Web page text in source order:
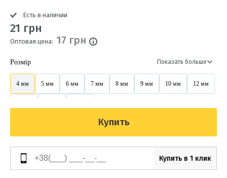
Есть в наличии
21 грн
Оптовая цена: 17 грн
Розмір Показать больше
4 мм 5 мм 6 мм 7 мм 8 мм 9 мм 10 мм 12 мм
Купить
Купить в 1 клик